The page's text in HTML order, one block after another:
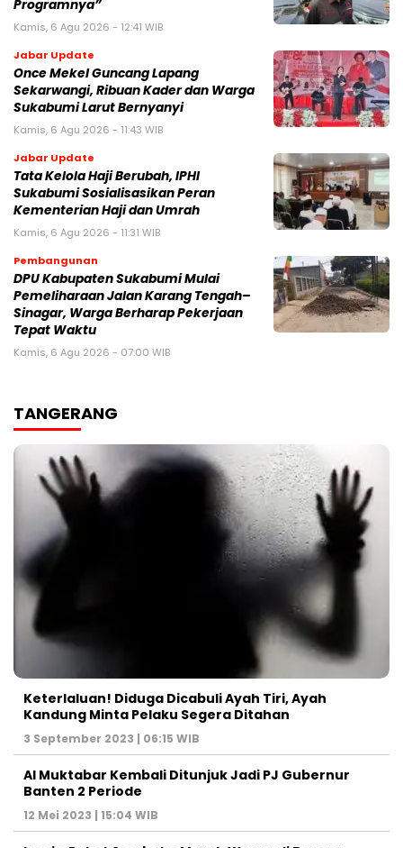
Programnya”‎
Kamis, 6 Agu 2026 - 12:41 WIB
Jabar Update
Once Mekel Guncang Lapang
Sekarwangi, Ribuan Kader dan Warga
Sukabumi Larut Bernyanyi
Kamis, 6 Agu 2026 - 11:43 WIB
Jabar Update
Tata Kelola Haji Berubah, IPHI
Sukabumi Sosialisasikan Peran
Kementerian Haji dan Umrah
Kamis, 6 Agu 2026 - 11:31 WIB
Pembangunan
‎DPU Kabupaten Sukabumi Mulai
Pemeliharaan Jalan Karang Tengah–
Sinagar, Warga Berharap Pekerjaan
Tepat Waktu
Kamis, 6 Agu 2026 - 07:00 WIB
TANGERANG
Keterlaluan! Diduga Dicabuli Ayah Tiri, Ayah
Kandung Minta Pelaku Segera Ditahan
3 September 2023 | 06:15 WIB
Al Muktabar Kembali Ditunjuk Jadi PJ Gubernur
Banten 2 Periode
12 Mei 2023 | 15:04 WIB